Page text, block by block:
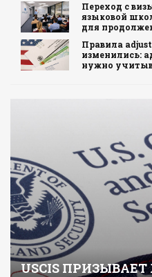
Переход с
языковой
для
Правила
изменились:
нужно
USCIS